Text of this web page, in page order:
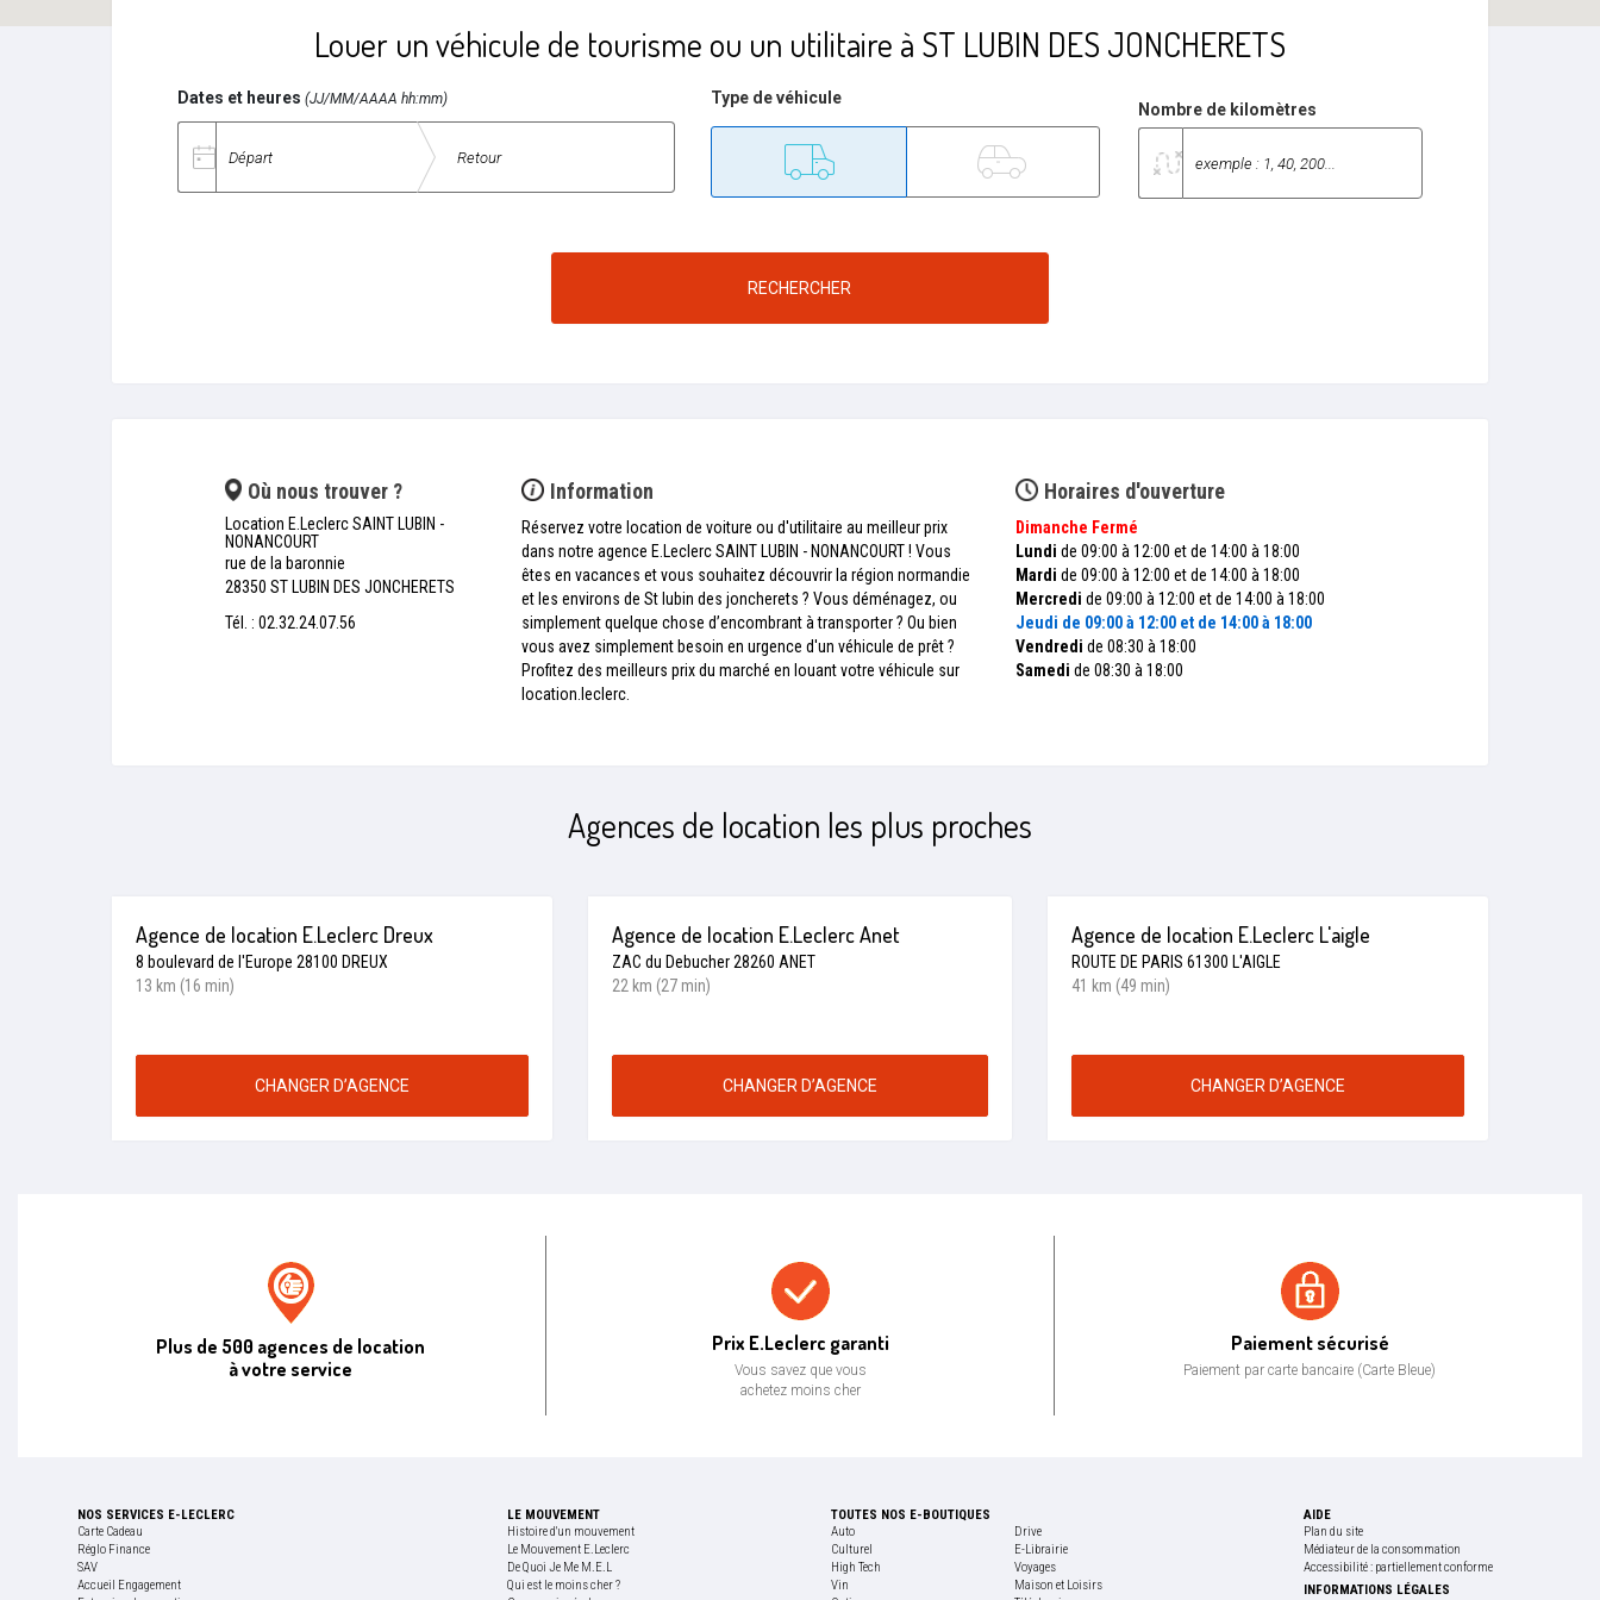
Louer un véhicule de tourisme ou un utilitaire à ST LUBIN DES JONCHERETS
Dates et heures (JJ/MM/AAAA hh:mm) Type de véhicule
Nombre de kilomètres
RECHERCHER
Où nous trouver ?
Location E.Leclerc SAINT LUBIN -
NONANCOURT
rue de la baronnie
28350 ST LUBIN DES JONCHERETS
Tél. : 02.32.24.07.56
Horaires d'ouverture
Dimanche Fermé
Lundi de 09:00 à 12:00 et de 14:00 à 18:00
Mardi de 09:00 à 12:00 et de 14:00 à 18:00
Mercredi de 09:00 à 12:00 et de 14:00 à 18:00
Jeudi de 09:00 à 12:00 et de 14:00 à 18:00
Vendredi de 08:30 à 18:00
Samedi de 08:30 à 18:00
Information
Réservez votre location de voiture ou d'utilitaire au meilleur prix
dans notre agence E.Leclerc SAINT LUBIN - NONANCOURT ! Vous
êtes en vacances et vous souhaitez découvrir la région normandie
et les environs de St lubin des joncherets ? Vous déménagez, ou
simplement quelque chose d’encombrant à transporter ? Ou bien
vous avez simplement besoin en urgence d'un véhicule de prêt ?
Profitez des meilleurs prix du marché en louant votre véhicule sur
location.leclerc.
Agences de location les plus proches
Agence de location E.Leclerc Dreux
8 boulevard de l'Europe 28100 DREUX
13 km (16 min)
CHANGER D’AGENCE
Agence de location E.Leclerc Anet
ZAC du Debucher 28260 ANET
22 km (27 min)
CHANGER D’AGENCE
Agence de location E.Leclerc L'aigle
ROUTE DE PARIS 61300 L'AIGLE
41 km (49 min)
CHANGER D’AGENCE
Plus de 500 agences de location
à votre service
Prix E.Leclerc garanti
Vous savez que vous
achetez moins cher
Paiement sécurisé
Paiement par carte bancaire (Carte Bleue)
NOS SERVICES E-LECLERC
Carte Cadeau
Réglo Finance
SAV
Accueil Engagement
LE MOUVEMENT
Histoire d'un mouvement
Le Mouvement E.Leclerc
De Quoi Je Me M.E.L
Qui est le moins cher ?
TOUTES NOS E-BOUTIQUES
Auto
Drive
Culturel
E-Librairie
High Tech
Voyages
Vin
Maison et Loisirs
AIDE
Plan du site
Médiateur de la consommation
Accessibilité : partiellement conforme
INFORMATIONS LÉGALES